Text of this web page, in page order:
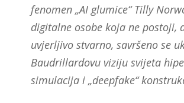
fenomen „AI glumice“ Tilly
digitalne osobe koja ne postoji,
uvjerljivo stvarno, savršeno se
Baudrillardovu viziju svijeta
simulacija i „deepfake“